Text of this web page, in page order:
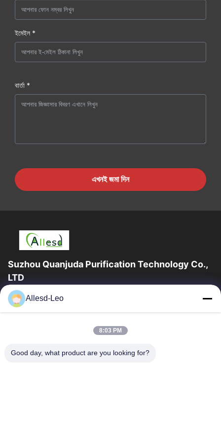
ইমেইল *
বার্তা *
এখনই জমা দিন
Suzhou Quanjuda Purification Technology Co.,
LTD
16 বছরের অভিজ্ঞতা, ESD এবং Cleanroom পণ্যগুলির একটি নেতৃস্থানীয়
প্রস্তুতকারক এবং রপ্তানিকারক হিসাবে, আমরা ESD এবং Cleanroom সরঞ্জাম এবং
বাড়ি
পণ্য
Allesd-Leo
8:03 PM
Good day, what product are you looking for?